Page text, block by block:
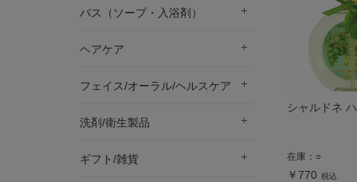
バス（ソープ・入浴剤）
ヘアケア
フェイス/オーラル/ヘルスケア
洗剤/衛生製品
ギフト/雑貨
シャルドネ
在庫： ○
￥770 税込